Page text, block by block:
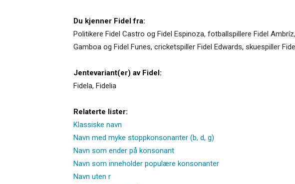
Du kjenner Fidel fra:
Politikere Fidel Castro og Fidel Espinoza, fotballspillere Fidel
Gamboa og Fidel Funes, cricketspiller Fidel Edwards, skuespiller
Jentevariant(er) av Fidel:
Fidela, Fidelia
Relaterte lister:
Klassiske navn
Navn med myke stoppkonsonanter (b, d, g)
Navn som ender på konsonant
Navn som inneholder populære konsonanter
Navn uten r